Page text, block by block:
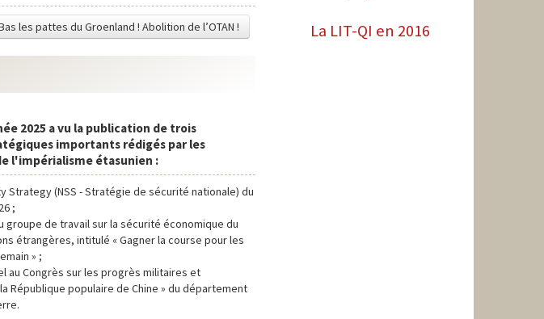
les pattes du Groenland ! Abolition de l’OTAN !
2025 a vu la publication de trois
importants rédigés par les
l'impérialisme étasunien :
Strategy (NSS - Stratégie de sécurité nationale) du
;
groupe de travail sur la sécurité économique du
étrangères, intitulé « Gagner la course pour les
» ;
au Congrès sur les progrès militaires et
République populaire de Chine » du département
La LIT-QI en 2016